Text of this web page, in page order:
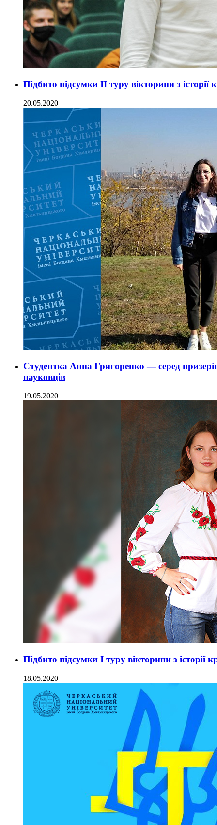
Підбито підсумки ІІ туру вікторини з
20.05.2020
Студентка Анна Григоренко — серед
науковців
19.05.2020
Підбито підсумки І туру вікторини з історії
18.05.2020